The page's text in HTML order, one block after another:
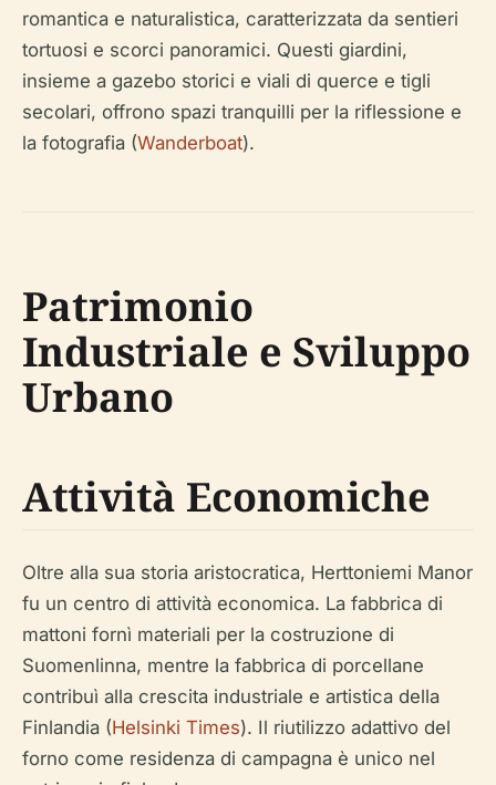
romantica e naturalistica, caratterizzata da sentieri
tortuosi e scorci panoramici. Questi giardini,
insieme a gazebo storici e viali di querce e tigli
secolari, offrono spazi tranquilli per la riflessione e
la fotografia (Wanderboat).
Patrimonio
Industriale e Sviluppo
Urbano
Attività Economiche
Oltre alla sua storia aristocratica, Herttoniemi Manor
fu un centro di attività economica. La fabbrica di
mattoni fornì materiali per la costruzione di
Suomenlinna, mentre la fabbrica di porcellane
contribuì alla crescita industriale e artistica della
Finlandia (Helsinki Times). Il riutilizzo adattivo del
forno come residenza di campagna è unico nel